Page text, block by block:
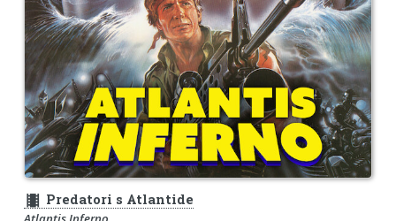
theaters Predatori s Atlantide